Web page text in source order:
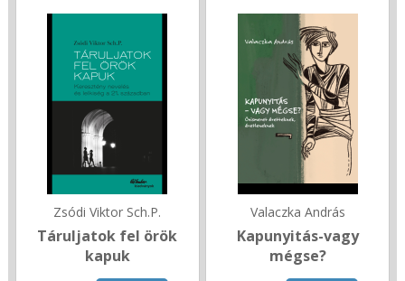
Zsódi Viktor Sch.P.
Táruljatok fel örök
kapuk
Valaczka András
Kapunyitás-vagy
mégse?